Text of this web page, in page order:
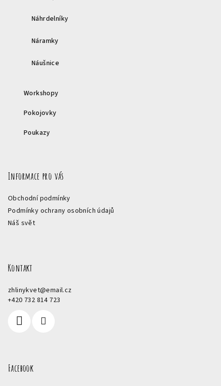
Náhrdelníky
Náramky
Náušnice
Workshopy
Pokojovky
Poukazy
Informace pro vás
Obchodní podmínky
Podmínky ochrany osobních údajů
Náš svět
Kontakt
zhlinykvet@email.cz
+420 732 814 723
Facebook